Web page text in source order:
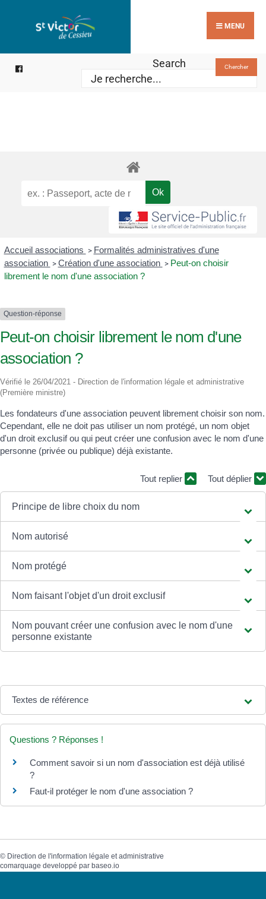
MENU
Search Chercher
Accueil associations > Formalités administratives d'une
association > Création d'une association > Peut-on choisir
librement le nom d'une association ?
Question-réponse
Peut-on choisir librement le nom d'une
association ?
Vérifié le 26/04/2021 - Direction de l'information légale et administrative
(Première ministre)
Les fondateurs d'une association peuvent librement choisir son nom.
Cependant, elle ne doit pas utiliser un nom protégé, un nom objet
d'un droit exclusif ou qui peut créer une confusion avec le nom d'une
personne (privée ou publique) déjà existante.
Tout replier Tout déplier
Principe de libre choix du nom
Nom autorisé
Nom protégé
Nom faisant l'objet d'un droit exclusif
Nom pouvant créer une confusion avec le nom d'une
personne existante
Textes de référence
Questions ? Réponses !
Comment savoir si un nom d'association est déjà utilisé
?
Faut-il protéger le nom d'une association ?
© Direction de l'information légale et administrative
comarquage developpé par baseo.io